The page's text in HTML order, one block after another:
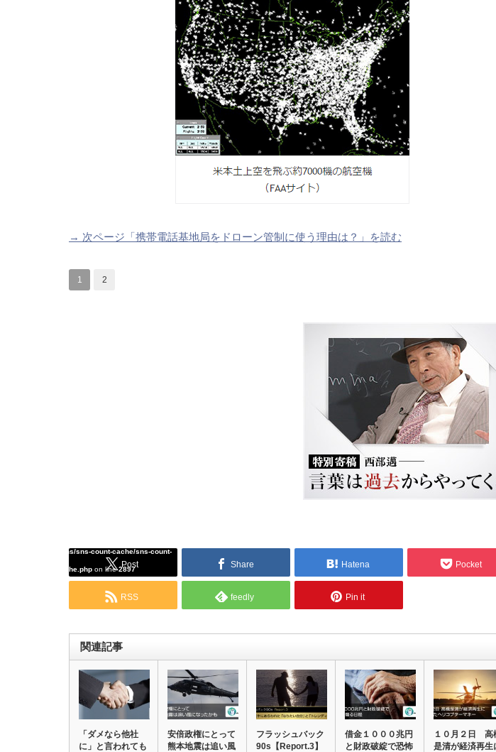
→ 次ページ「携帯電話基地局をドローン管制に使う理由は？」を読む
1 2
Post
content/plugins/sns-count-cache/sns-count-
cache.php on line2897 Share Hatena Pocket
RSS feedly Pin it
関連記事
「ダメなら他社
に」と言われても
安倍政権にとって
熊本地震は追い風
フラッシュバック
90s【Report.3】
借金１０００兆円
と財政破綻で恐怖
１０月２日 高
是清が経済再生